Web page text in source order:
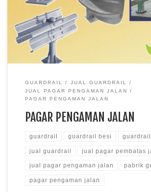
GUARDRAIL
JUAL GUARDRAIL
JUAL PAGAR PENGAMAN JALAN
PAGAR PENGAMAN JALAN
PAGAR PENGAMAN JALAN
guardrail guardrail besi
jual guardrail jual pagar pembatas
jual pagar pengaman jalan pabrik
pagar pengaman jalan